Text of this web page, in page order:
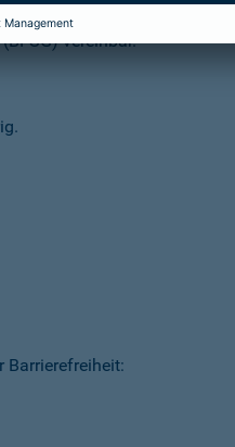
vereinbar.
Barrierefreiheit: